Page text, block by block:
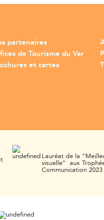
partenaires
de Tourisme du Var
et cartes
Lauréat de la
visuelle” aux
Communication 2023